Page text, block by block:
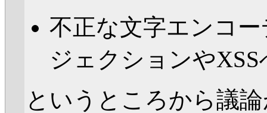
不正な文字エンコ
ジェクションや
というところから議